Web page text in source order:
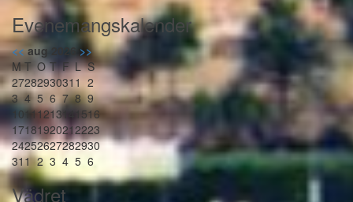
Evenemangskalender
<< aug 2026 >>
M T O T F L S
2728293031 1 2
3 4 5 6 7 8 9
1011121314 1516
17181920212223
24252627282930
311 2 3 4 5 6
Vädret